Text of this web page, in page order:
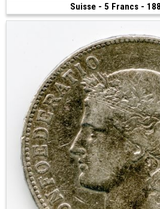
Suisse - 5 Francs -
(1889 • Berne • 24.88 g • 37 mm)